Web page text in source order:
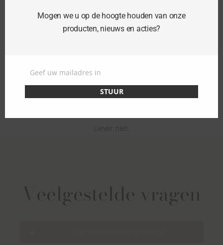
Geen downtime, u kan meteen alle activiteiten
BOEK METEEN JOUW BEHANDELING
Veelgestelde vragen
Mogen we u op de hoogte houden van onze
producten, nieuws en acties?
Geef uw mailadres in
STUUR